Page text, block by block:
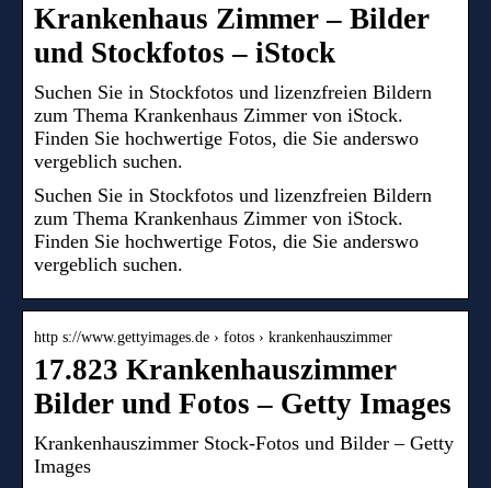
Krankenhaus Zimmer – Bilder
und Stockfotos – iStock
Suchen Sie in Stockfotos und lizenzfreien Bildern
zum Thema Krankenhaus Zimmer von iStock.
Finden Sie hochwertige Fotos, die Sie anderswo
vergeblich suchen.
Suchen Sie in Stockfotos und lizenzfreien Bildern
zum Thema Krankenhaus Zimmer von iStock.
Finden Sie hochwertige Fotos, die Sie anderswo
vergeblich suchen.
http s://www.gettyimages.de › fotos › krankenhauszimmer
17.823 Krankenhauszimmer
Bilder und Fotos – Getty Images
Krankenhauszimmer Stock-Fotos und Bilder – Getty
Images